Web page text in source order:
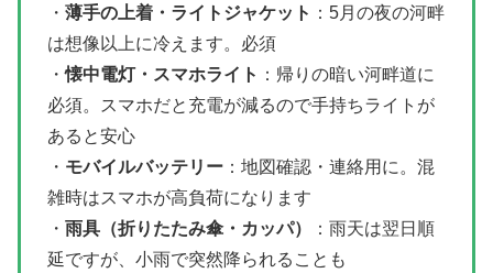
・ 薄手の上着・ライトジャケット ：5月の夜の河畔
は想像以上に冷えます。必須
・懐中電灯・スマホライト ：帰りの暗い河畔道に
必須。スマホだと充電が減るので手持ちライトが
あると安心
・ モバイルバッテリー ：地図確認・連絡用に。混
雑時はスマホが高負荷になります
・ 雨具（折りたたみ傘・カッパ）
：雨天は翌日順
延ですが、小雨で突然降られることも